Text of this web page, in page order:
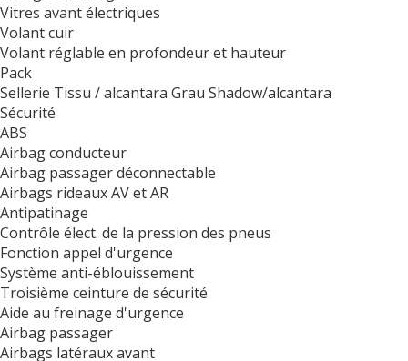
Vitres avant électriques
Volant cuir
Volant réglable en profondeur et hauteur
Pack
Sellerie Tissu / alcantara Grau Shadow/alcantara
Sécurité
ABS
Airbag conducteur
Airbag passager déconnectable
Airbags rideaux AV et AR
Antipatinage
Contrôle élect. de la pression des pneus
Fonction appel d'urgence
Système anti-éblouissement
Troisième ceinture de sécurité
Aide au freinage d'urgence
Airbag passager
Airbags latéraux avant